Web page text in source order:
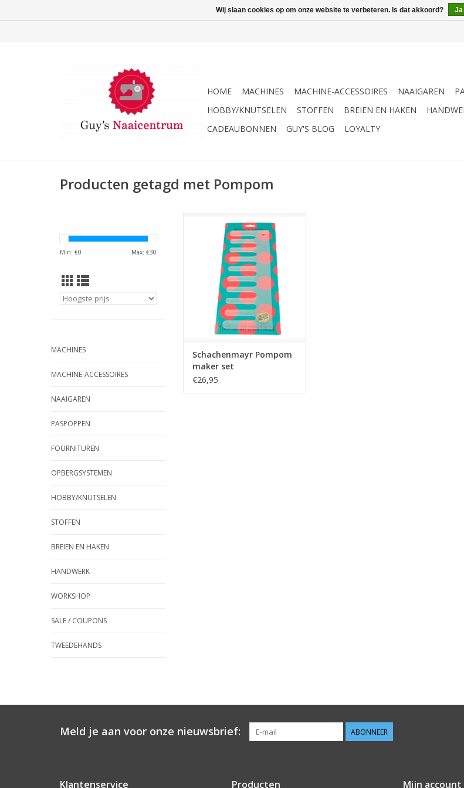
HOME MACHINES MACHINE-ACCESSOIRES NAAIGAREN
HOBBY/KNUTSELEN
STOFFEN BREIEN EN HAKEN
CADEAUBONNEN
GUY'S BLOG LOYALTY
Producten getagd met Pompom
Min: €0 Max: €30
MACHINES
MACHINE-ACCESSOIRES
NAAIGAREN
PASPOPPEN
FOURNITUREN
OPBERGSYSTEMEN
HOBBY/KNUTSELEN
STOFFEN
BREIEN EN HAKEN
HANDWERK
WORKSHOP
SALE / COUPONS
TWEEDEHANDS
set
TOEVOEGEN AAN WINKELWAGEN
Schachenmayr Pompom
maker set
€26,95
Meld je aan voor onze nieuwsbrief: ABONNEER
Klantenservice Producten Mijn account
Wij slaan cookies op om onze website te verbeteren. Is dat akkoord? Ja